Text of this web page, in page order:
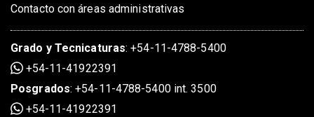
Contacto con áreas administrativas
Grado y Tecnicaturas:+54-11-4788-5400
+54-11-41922391
Posgrados:+54-11-4788-5400 int. 3500
+54-11-41922391